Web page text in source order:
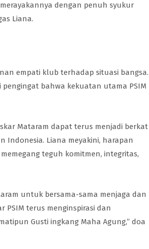
dengan penuh syukur
Liana.
empati klub terhadap situasi bangsa.
bahwa kekuatan utama PSIM
Mataram dapat terus menjadi berkat
Indonesia. Liana meyakini, harapan
teguh komitmen, integritas,
untuk bersama-sama menjaga dan
PSIM terus menginspirasi dan
Gusti ingkang Maha Agung,” doa